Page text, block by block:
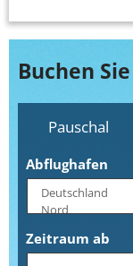
Pauschal
Abflughafen
Zeitraum ab